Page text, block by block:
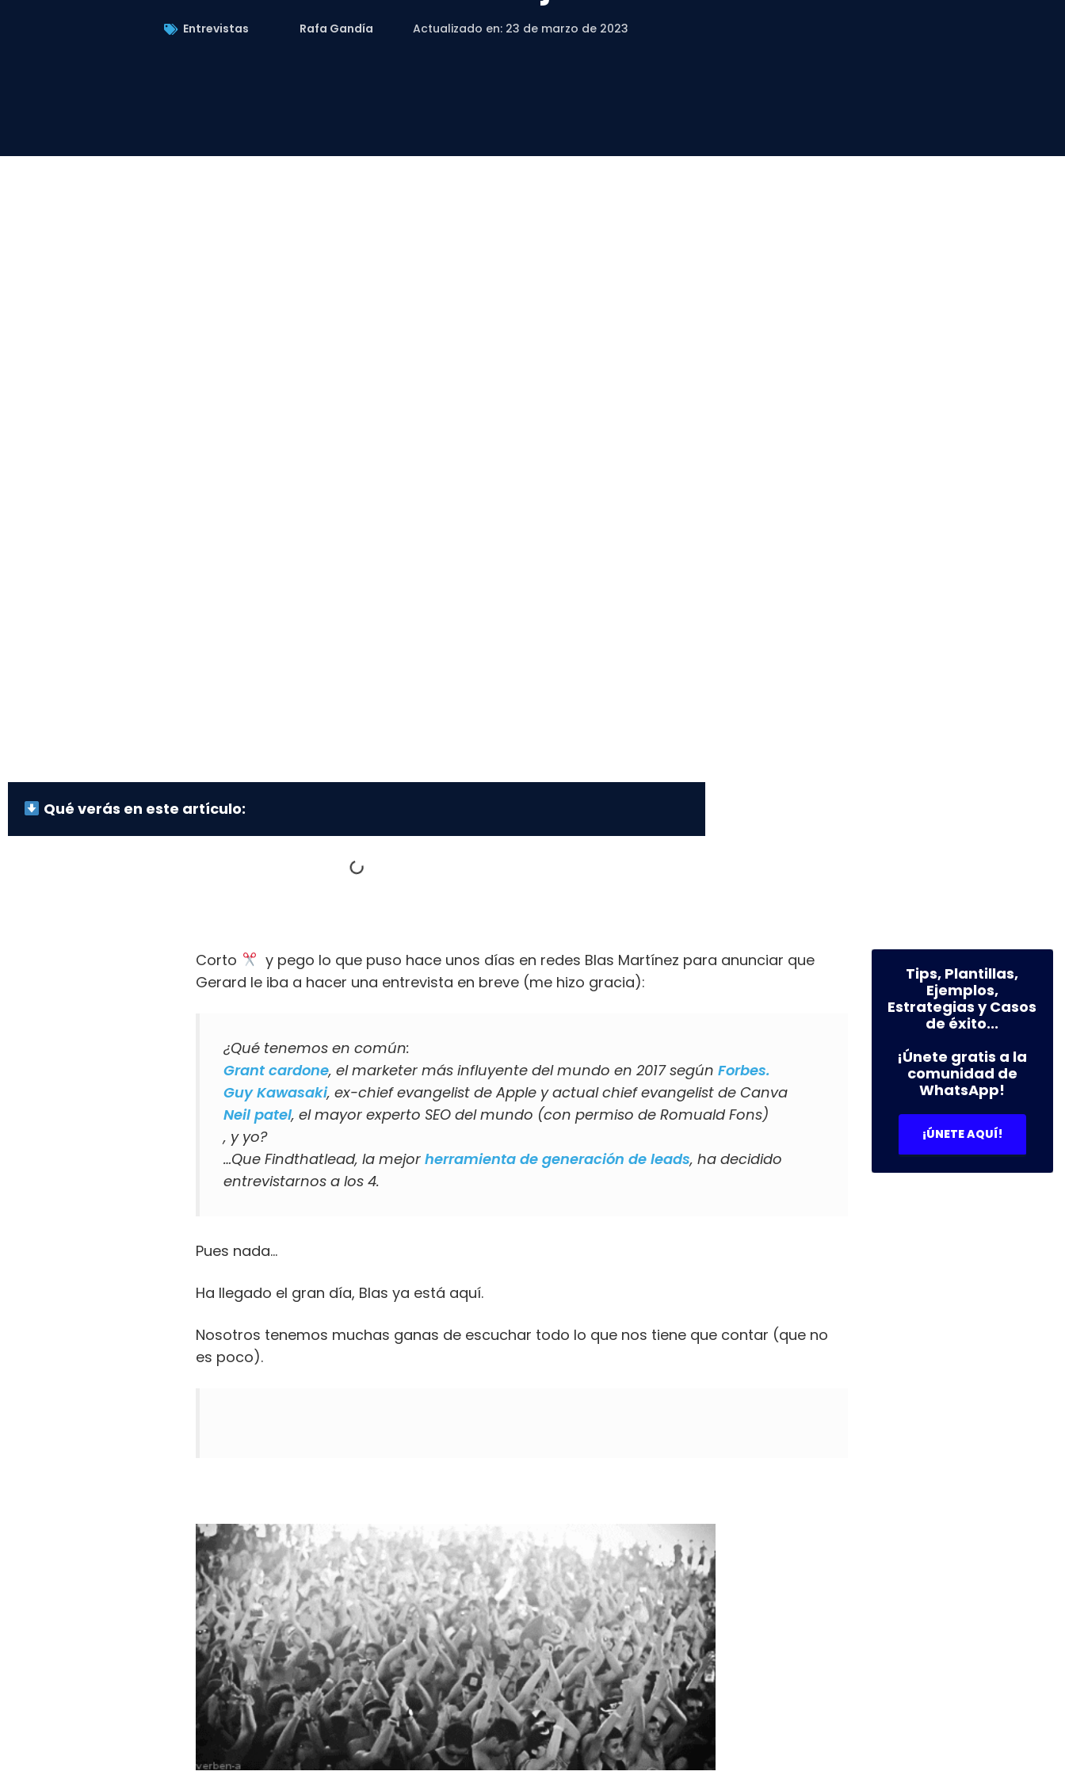
Entrevistas Rafa Gandía Actualizado en: 23 de marzo de 2023
Qué verás en este artículo:
Corto
y pego lo que puso hace unos días en redes Blas Martínez para anunciar que
Gerard le iba a hacer una entrevista en breve (me hizo gracia):
¿Qué tenemos en común:
Grant cardone, el marketer más influyente del mundo en 2017 segúnForbes.
Guy Kawasaki, ex-chief evangelist de Apple y actual chief evangelist de Canva
Neil patel, el mayor experto SEO del mundo (con permiso de Romuald Fons)
, y yo?
…Que Findthatlead, la mejorherramienta de generación de leads, ha decidido
entrevistarnos a los 4.
Pues nada…
Ha llegado el gran día, Blas ya está aquí.
Nosotros tenemos muchas ganas de escuchar todo lo que nos tiene que contar (que no
es poco).
Tips, Plantillas,
Ejemplos,
Estrategias y Casos
de éxito...
¡Únete gratis a la
comunidad de
WhatsApp!
¡ÚNETE AQUÍ!